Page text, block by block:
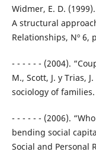
Widmer, E. D.
A structural
Relationships, Nº 6,
- - - - - - (2004).
M., Scott, J. y Trias,
sociology of
- - - - - - (2006).
bending social
Social and Personal